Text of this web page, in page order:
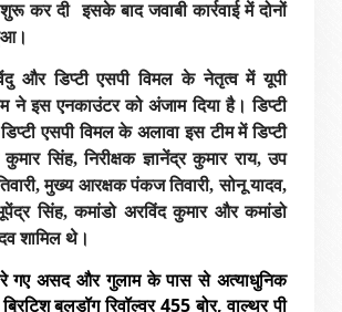
कर दी इसके बाद जवाबी कार्रवाई में दोनों
और डिप्टी एसपी विमल के नेतृत्व में यूपी
ने इस एनकाउंटर को अंजाम दिया है। डिप्टी
एसपी विमल के अलावा इस टीम में डिप्टी
सिंह, निरीक्षक ज्ञानेंद्र कुमार राय, उप
मुख्य आरक्षक पंकज तिवारी, सोनू यादव,
सिंह, कमांडो अरविंद कुमार और कमांडो
शामिल थे।
गए असद और गुलाम के पास से अत्याधुनिक
बुलडॉग रिवॉल्वर 455 बोर, वाल्थर पी